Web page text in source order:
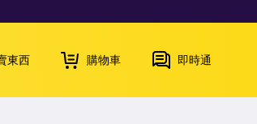
東西 購物車 即時通